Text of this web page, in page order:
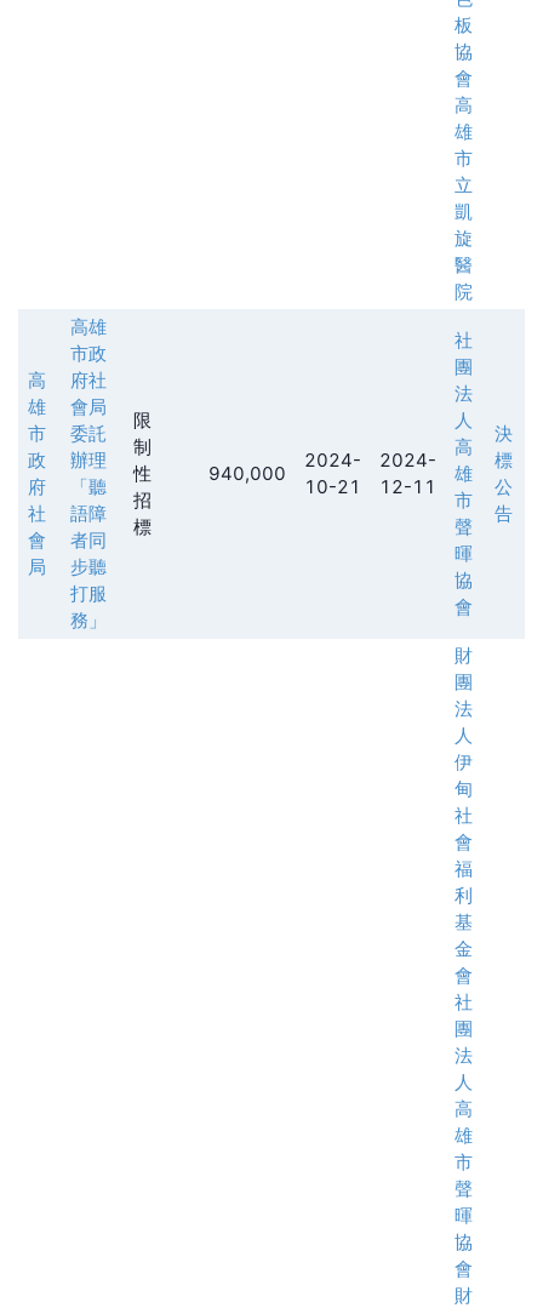
板
協
會
高
雄
市
立
凱
旋
醫
院
高
雄
市
政
府
社
會
局
高雄
市政
府社
會局
委託
辦理
「聽
語障
者同
步聽
打服
務」
限
制
性
招
標
940,000
2024-
10-21
2024-
12-11
社
團
法
人
高
雄
市
聲
暉
協
會
決
標
公
告
財
團
法
人
伊
甸
社
會
福
利
基
金
會
社
團
法
人
高
雄
市
聲
暉
協
會
財